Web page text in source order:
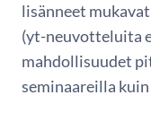
lisänneet
(yt-neuvotteluita
mahdollisuudet
seminaareilla